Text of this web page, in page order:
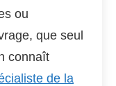
ou
que seul
connaît
de la